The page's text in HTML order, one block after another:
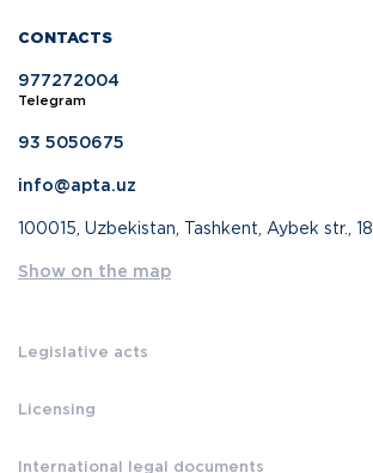
CONTACTS
977272004
Telegram
93 5050675
info@apta.uz
100015, Uzbekistan, Tashkent, Aybek str., 18
Show on the map
Legislative acts
Licensing
International legal documents